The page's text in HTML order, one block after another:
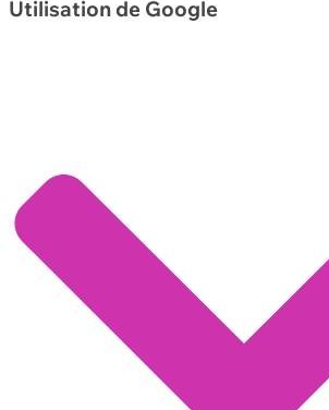
Utilisation de Google